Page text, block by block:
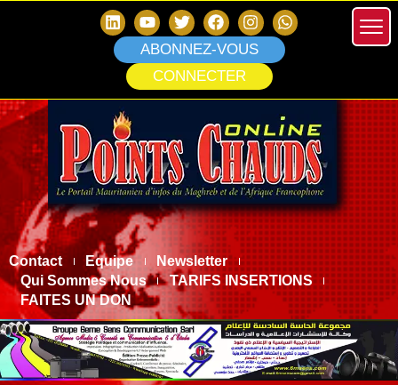
ABONNEZ-VOUS
CONNECTER
Contact Equipe
Newsletter
Qui Sommes Nous
TARIFS INSERTIONS
FAITES UN DON